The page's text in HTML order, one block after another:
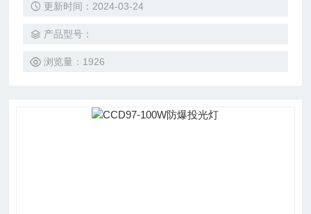
炸性气体环境、爆炸性粉尘环境、瓦斯气体等而采取的各种特
更新时间：2024-03-24
产品型号：
浏览量：1926